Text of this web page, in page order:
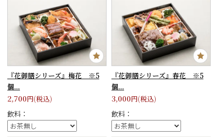
『花御膳シリーズ』梅花 ※5
個...
2,700円(税込)
飲料：
『花御膳シリーズ』春花 ※5
個...
3,000円(税込)
飲料：